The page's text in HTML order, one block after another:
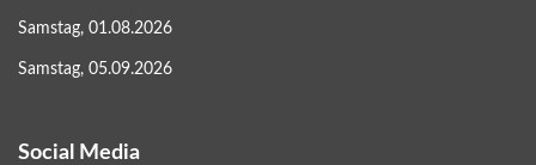
Samstag, 01.08.2026
Samstag, 05.09.2026
Social Media